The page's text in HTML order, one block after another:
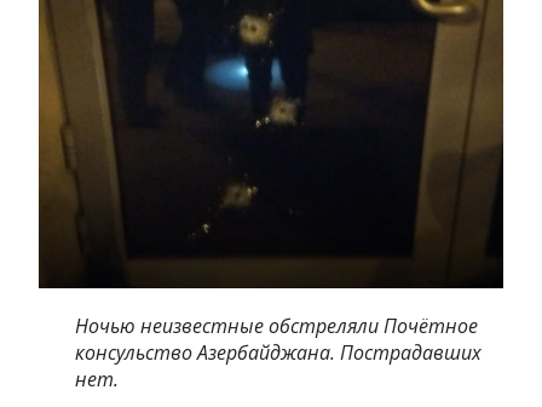
Ночью неизвестные обстреляли Почётное
консульство Азербайджана. Пострадавших
нет.